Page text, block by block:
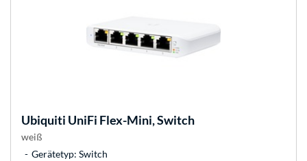
Ubiquiti UniFi Flex-Mini, Switch
weiß
Gerätetyp: Switch